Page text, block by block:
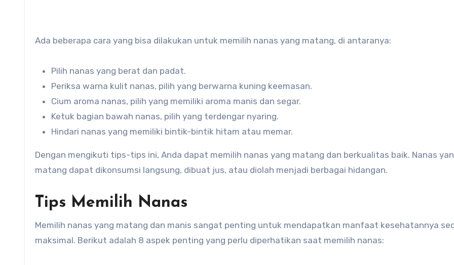
Ada beberapa cara yang bisa dilakukan untuk memilih nanas yang matang, di antaranya:
Pilih nanas yang berat dan padat.
Periksa warna kulit nanas, pilih yang berwarna kuning keemasan.
Cium aroma nanas, pilih yang memiliki aroma manis dan segar.
Ketuk bagian bawah nanas, pilih yang terdengar nyaring.
Hindari nanas yang memiliki bintik-bintik hitam atau memar.
Dengan mengikuti tips-tips ini, Anda dapat memilih nanas yang matang dan berkualitas baik. Nanas
matang dapat dikonsumsi langsung, dibuat jus, atau diolah menjadi berbagai hidangan.
Tips Memilih Nanas
Memilih nanas yang matang dan manis sangat penting untuk mendapatkan manfaat kesehatannya
maksimal. Berikut adalah 8 aspek penting yang perlu diperhatikan saat memilih nanas: